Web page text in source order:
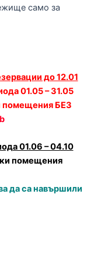
само за
до 12.01
01.05 – 31.05
помещения БЕЗ
01.06 – 04.10
помещения
да са навършили